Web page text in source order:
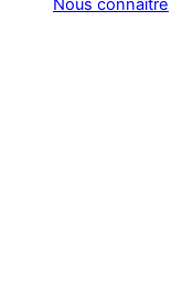
Nous connaître